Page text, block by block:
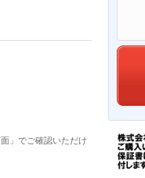
」でご確認いただけ